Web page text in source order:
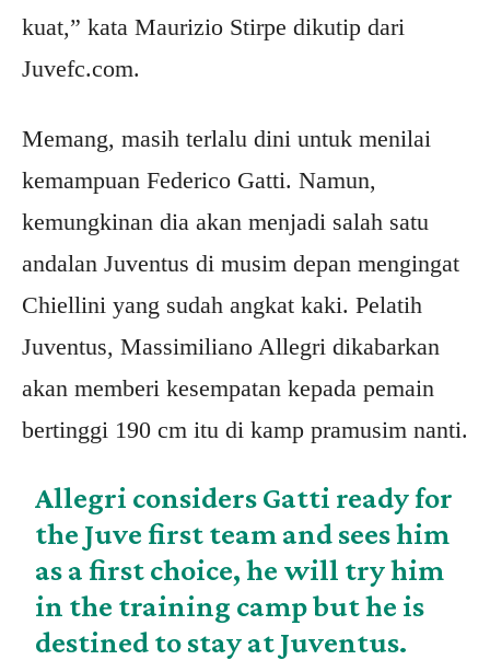
kuat,” kata Maurizio Stirpe dikutip dari
Juvefc.com.
Memang, masih terlalu dini untuk menilai
kemampuan Federico Gatti. Namun,
kemungkinan dia akan menjadi salah satu
andalan Juventus di musim depan mengingat
Chiellini yang sudah angkat kaki. Pelatih
Juventus, Massimiliano Allegri dikabarkan
akan memberi kesempatan kepada pemain
bertinggi 190 cm itu di kamp pramusim nanti.
Allegri considers Gatti ready for
the Juve first team and sees him
as a first choice, he will try him
in the training camp but he is
destined to stay at Juventus.